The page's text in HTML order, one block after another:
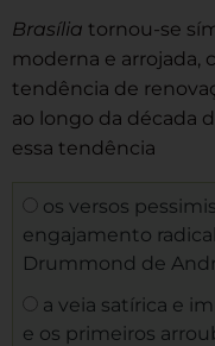
Brasília tornou-se
moderna e arrojada,
tendência de
ao longo da década
essa tendência
os versos
engajamento
Drummond de
a veia satírica e
e os primeiros